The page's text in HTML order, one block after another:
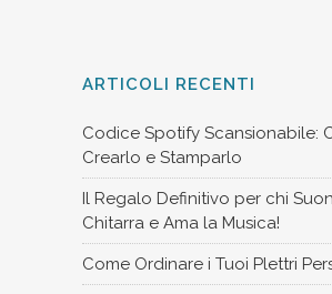
ARTICOLI RECENTI
Codice Spotify Scansionabile:
Crearlo e Stamparlo
Il Regalo Definitivo per chi
Chitarra e Ama la Musica!
Come Ordinare i Tuoi Plettri